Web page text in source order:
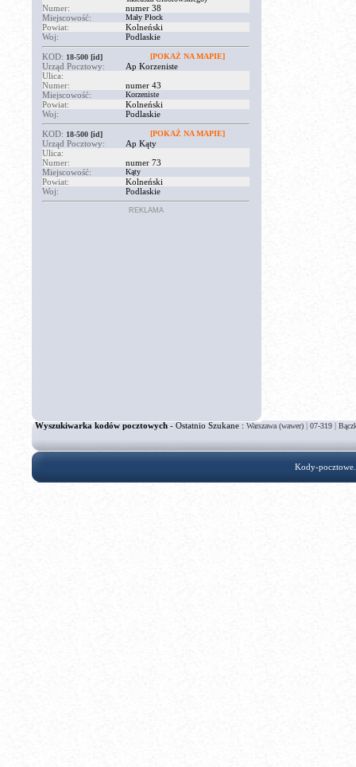
Numer:
numer 38
Miejscowość:
Mały Płock
Powiat:
Kolneński
Woj:
Podlaskie
KOD: 18-500 [id] [POKAŻ NA MAPIE]
Urząd Pocztowy:
Ap Korzeniste
Ulica:
Numer:
numer 43
Miejscowość:
Korzeniste
Powiat:
Kolneński
Woj:
Podlaskie
KOD: 18-500 [id] [POKAŻ NA MAPIE]
Urząd Pocztowy:
Ap Kąty
Ulica:
Numer:
numer 73
Miejscowość:
Kąty
Powiat:
Kolneński
Woj:
Podlaskie
REKLAMA
Wyszukiwarka kodów pocztowych- Ostatnio Szukane :Warszawa (wawer) | 07-319 |
Kody-